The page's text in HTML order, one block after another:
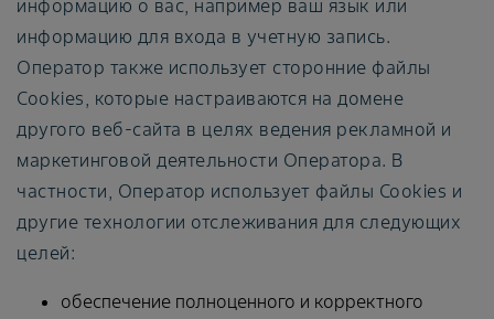
информацию о вас, например ваш язык или
информацию для входа в учетную запись.
Оператор также использует сторонние файлы
Cookies, которые настраиваются на домене
другого веб-сайта в целях ведения рекламной и
маркетинговой деятельности Оператора. В
частности, Оператор использует файлы Cookies и
другие технологии отслеживания для следующих
целей:
обеспечение полноценного и корректного